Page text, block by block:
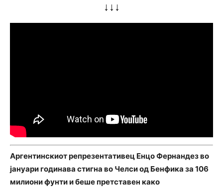
↓↓↓
Аргентинскиот репрезентативец Енцо Фернандез во
јануари годинава стигна во Челси од Бенфика за 106
милиони фунти и беше претставен како